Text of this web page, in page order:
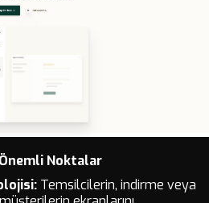
Noktalar
Temsilcilerin, indirme veya